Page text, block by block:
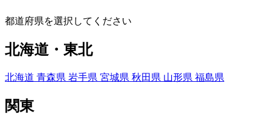
都道府県を選択してください
北海道・東北
北海道 青森県 岩手県 宮城県 秋田県 山形県 福島県
関東